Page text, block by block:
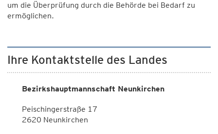
um die Überprüfung durch die Behörde bei Bedarf zu
ermöglichen.
Ihre Kontaktstelle des Landes
Bezirkshauptmannschaft Neunkirchen
Peischingerstraße 17
2620 Neunkirchen